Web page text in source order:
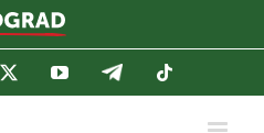
TwitterYouTubeTelegram